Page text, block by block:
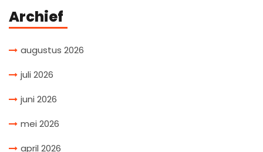
Archief
augustus 2026
juli 2026
juni 2026
mei 2026
april 2026